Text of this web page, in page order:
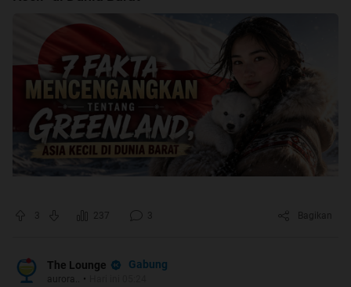
3 237 3 Bagikan
The Lounge Gabung
aurora.. •